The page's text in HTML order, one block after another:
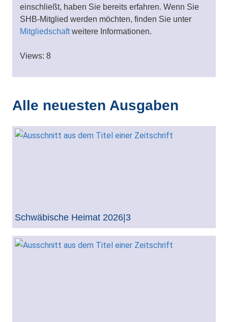
einschließt, haben Sie bereits erfahren. Wenn Sie
SHB-Mitglied werden möchten, finden Sie unter
Mitgliedschaftweitere Informationen.
Views: 8
Alle neuesten Ausgaben
Schwäbische Heimat 2026|3